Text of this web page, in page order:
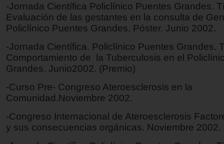
-Jornada Científica Policlínico Puentes Grandes.
Evaluación de las gestantes en la consulta de
Policlínico Puentes Grandes. Póster. Junio 2002.
-Jornada Científica. Policlínico Puentes Grandes.
Comportamiento de la Tuberculosis en el
Grandes. Junio2002. (Premio)
-Curso Pre- Congreso Ateroesclerosis en la
Comunidad.Noviembre 2002.
-Congreso Internacional de Ateroesclerosis
y sus consecuencias orgánicas. Noviembre 2002.